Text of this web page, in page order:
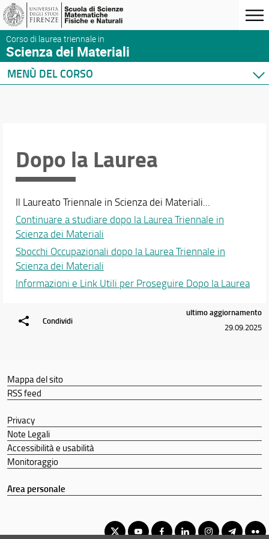
Corso di laurea triennale in
Scienza dei Materiali
MENÙ DEL CORSO
Contatti, Sedi e Strutture
Per iscriversi
Per laurearsi
Scheda Unica Annuale (SUA)
Istituzione e Organizzazione
Dopo la Laurea
Documenti e Verbali
Segnalazioni e reclami
Docenti
Orario e calendari
Dopo la Laurea
Il Laureato Triennale in Scienza dei Materiali...
Continuare a studiare dopo la Laurea Triennale in
Scienza dei Materiali
Sbocchi Occupazionali dopo la Laurea Triennale in
Scienza dei Materiali
Informazioni e Link Utili per Proseguire Dopo la Laurea
Condividi
ultimo aggiornamento
29.09.2025
Mappa del sito
RSS feed
Privacy
Note Legali
Accessibilità e usabilità
Monitoraggio
Area personale